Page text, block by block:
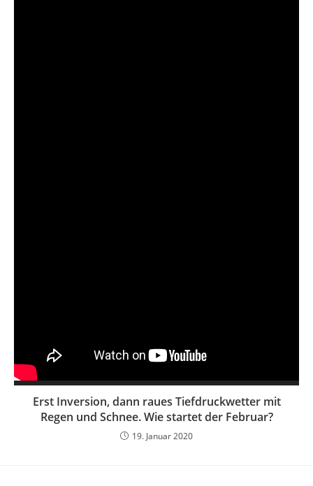
Erst Inversion, dann raues Tiefdruckwetter mit
Regen und Schnee. Wie startet der Februar?
19. Januar 2020